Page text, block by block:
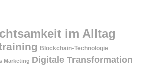
im Alltag
Blockchain-Technologie
Marketing Digitale Transformation